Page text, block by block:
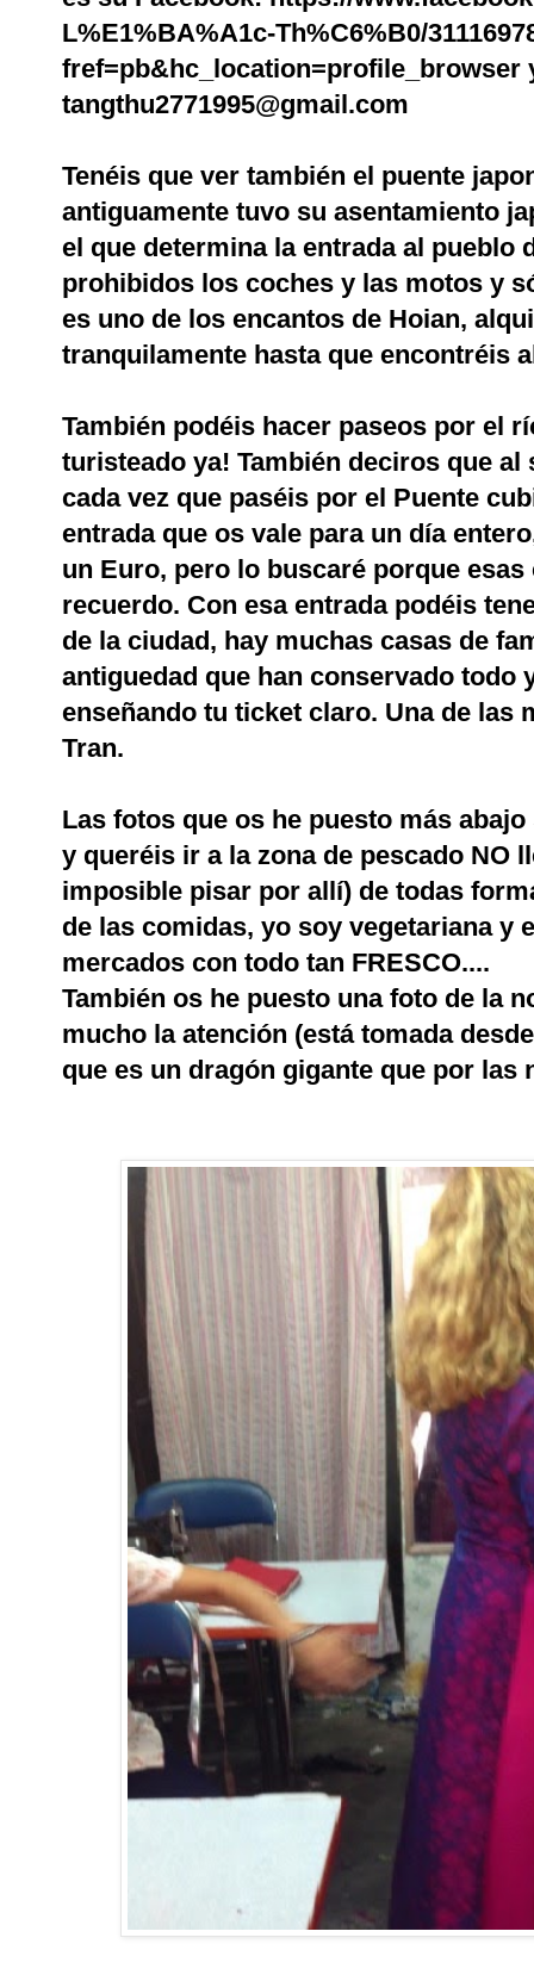
L%E1%BA%A1c-Th%C6%B0/
fref=pb&hc_location=profile_browser
tangthu2771995@gmail.com
Tenéis que ver también el puente
antiguamente tuvo su asentamiento
el que determina la entrada al pueblo
prohibidos los coches y las motos y
es uno de los encantos de Hoian,
tranquilamente hasta que encontréis
También podéis hacer paseos por el
turisteado ya! También deciros que
cada vez que paséis por el Puente
entrada que os vale para un día
un Euro, pero lo buscaré porque
recuerdo. Con esa entrada podéis
de la ciudad, hay muchas casas de
antiguedad que han conservado
enseñando tu ticket claro. Una de las
Tran.
Las fotos que os he puesto más
y queréis ir a la zona de pescado NO
imposible pisar por allí) de todas
de las comidas, yo soy vegetariana y
mercados con todo tan FRESCO....
También os he puesto una foto de la
mucho la atención (está tomada
que es un dragón gigante que por las